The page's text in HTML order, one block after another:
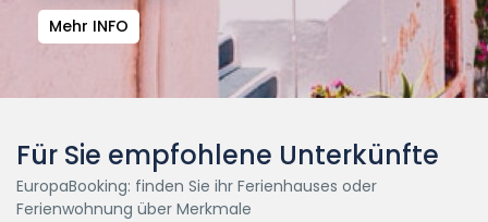
Mehr INFO
Für Sie empfohlene Unterkünfte
EuropaBooking: finden Sie ihr Ferienhauses oder
Ferienwohnung über Merkmale